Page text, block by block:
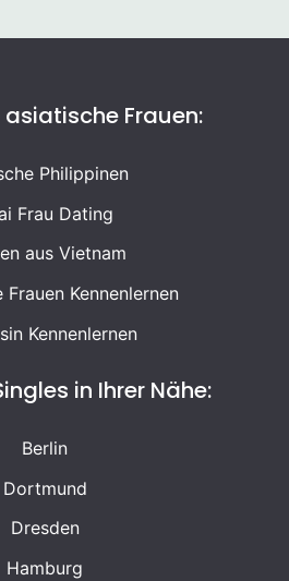
asiatische Frauen:
Philippinen
Frau Dating
aus Vietnam
Frauen Kennenlernen
Kennenlernen
in Ihrer Nähe:
Berlin
Dortmund
Dresden
Hamburg